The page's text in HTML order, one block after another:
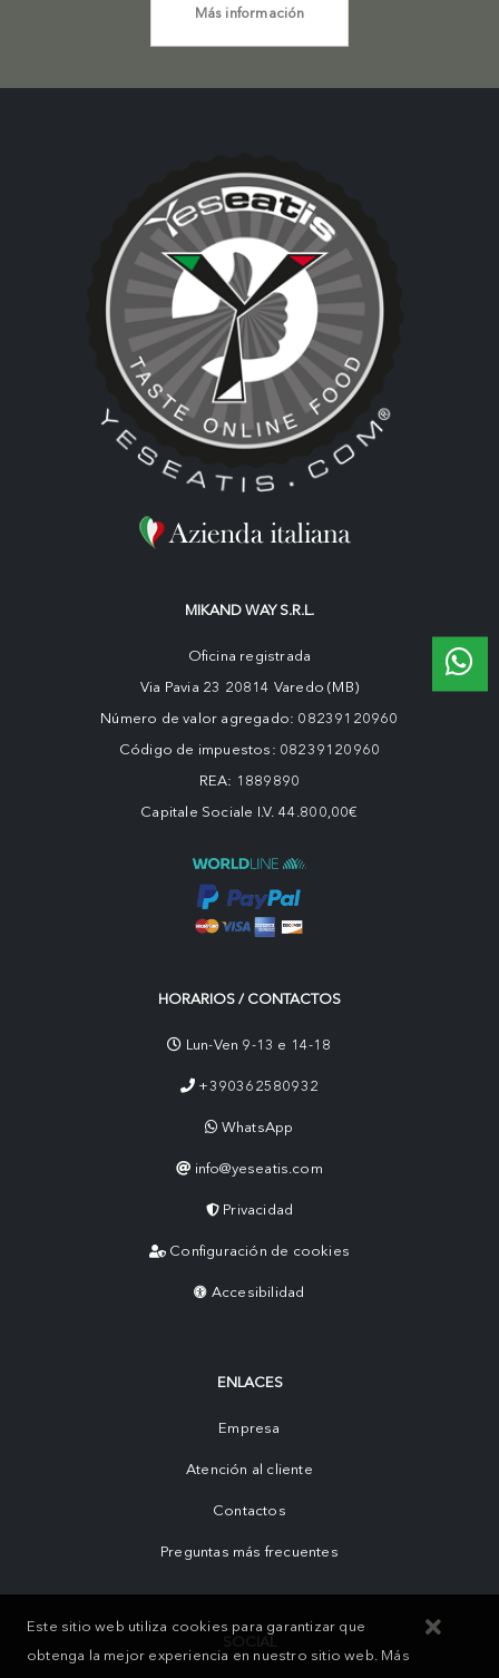
Más información
MIKAND WAY S.R.L.
Oficina registrada
Via Pavia 23 20814 Varedo (MB)
Número de valor agregado: 08239120960
Código de impuestos: 08239120960
REA: 1889890
Capitale Sociale I.V. 44.800,00€
HORARIOS / CONTACTOS
Lun-Ven 9-13 e 14-18
+390362580932
WhatsApp
info@yeseatis.com
Privacidad
Configuración de cookies
Accesibilidad
ENLACES
Empresa
Atención al cliente
Contactos
Preguntas más frecuentes
Este sitio web utiliza cookies para garantizar que
obtenga la mejor experiencia en nuestro sitio web. Más